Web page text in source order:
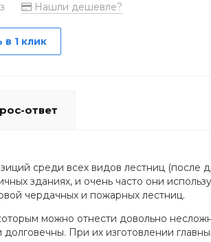
Нашли дешевле?
в 1 клик
ответ
среди всех видов лестниц (после
зданиях, и очень часто они
чердачных и пожарных лестниц.
можно отнести довольно
При их изготовлении